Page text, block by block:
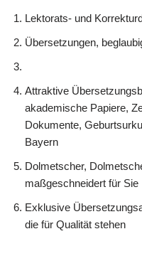
Lektorats- und
Übersetzungen,
Attraktive
akademische Papiere,
Dokumente,
Bayern
Dolmetscher,
maßgeschneidert für Sie
Exklusive
die für Qualität stehen